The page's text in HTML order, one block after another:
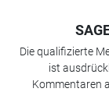
Die qualifizierte
ist
Kommentaren